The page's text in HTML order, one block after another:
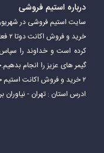
درباره استیم فروشی
کرده است و خداوند را
۲ خرید و فروش اکانت استیم خرید و فروش بازی سی اس گو تخصص ماست.
ادرس استان : تهران - نیاوران برج